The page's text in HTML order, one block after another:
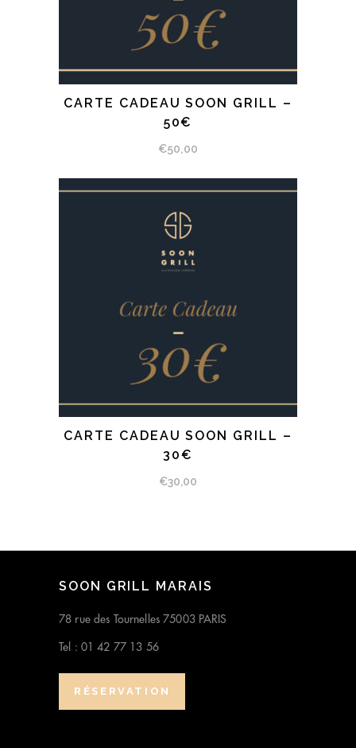
CARTE CADEAU SOON GRILL –
50€
€50,00
CARTE CADEAU SOON GRILL –
30€
€30,00
SOON GRILL MARAIS
78 rue des Tournelles 75003 PARIS
Tel : 01 42 77 13 56
RÉSERVATION